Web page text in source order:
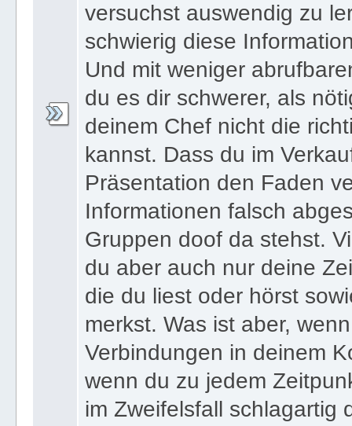
und dann vergisst - oder
versuchst auswendig zu
schwierig diese
Und mit weniger
du es dir schwerer, als
deinem Chef nicht die
kannst. Dass du im
Präsentation den Faden
Informationen falsch
Gruppen doof da stehst.
du aber auch nur deine
die du liest oder hörst
merkst. Was ist aber,
Verbindungen in deinem
wenn du zu jedem